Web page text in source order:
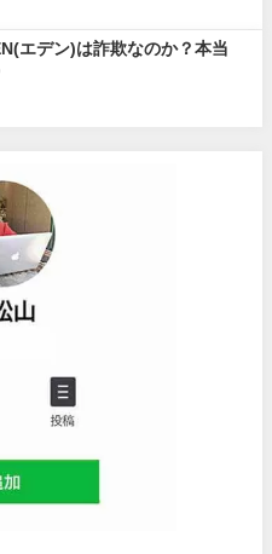
エデン)は詐欺なのか？本当